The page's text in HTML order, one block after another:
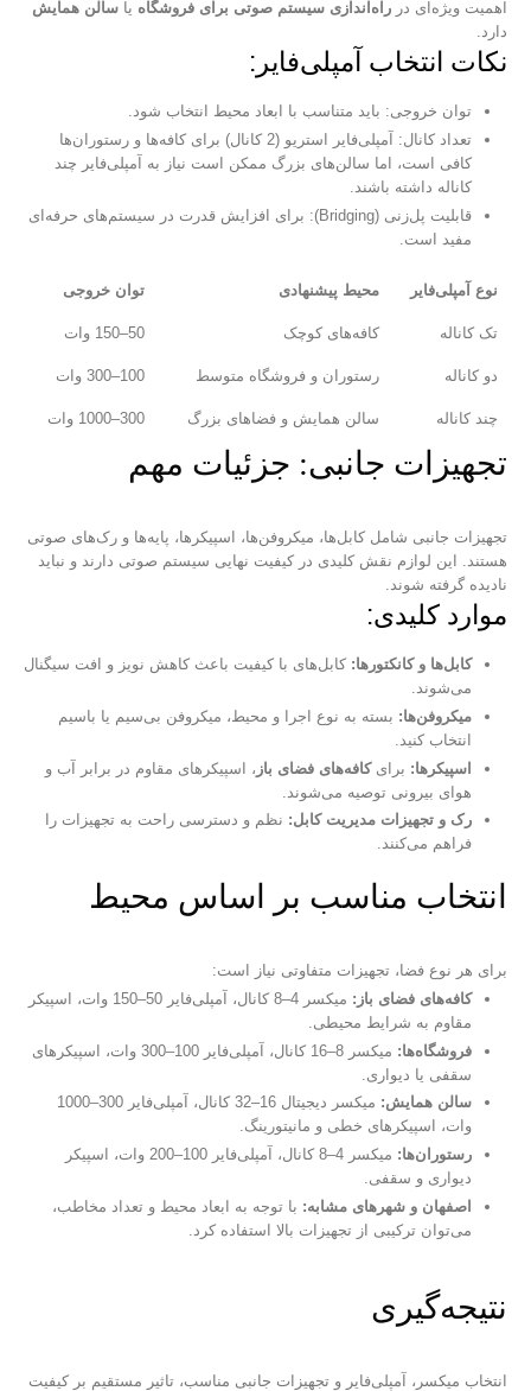
اهمیت ویژه‌ای در راه‌اندازی سیستم صوتی برای فروشگاه یا سالن همایش
دارد.
نکات انتخاب آمپلی‌فایر:
توان خروجی: باید متناسب با ابعاد محیط انتخاب شود.
تعداد کانال: آمپلی‌فایر استریو (2 کانال) برای کافه‌ها و رستوران‌ها
کافی است، اما سالن‌های بزرگ ممکن است نیاز به آمپلی‌فایر چند
کاناله داشته باشند.
قابلیت پل‌زنی (Bridging): برای افزایش قدرت در سیستم‌های حرفه‌ای
مفید است.
نوع آمپلی‌فایر محیط پیشنهادی توان خروجی
تک کاناله کافه‌های کوچک 50–150 وات
دو کاناله رستوران و فروشگاه متوسط 100–300 وات
چند کاناله سالن همایش و فضاهای بزرگ 300–1000 وات
تجهیزات جانبی: جزئیات مهم
تجهیزات جانبی شامل کابل‌ها، میکروفن‌ها، اسپیکرها، پایه‌ها و رک‌های صوتی
هستند. این لوازم نقش کلیدی در کیفیت نهایی سیستم صوتی دارند و نباید
نادیده گرفته شوند.
موارد کلیدی:
کابل‌ها و کانکتورها: کابل‌های با کیفیت باعث کاهش نویز و افت سیگنال
می‌شوند.
میکروفن‌ها: بسته به نوع اجرا و محیط، میکروفن بی‌سیم یا باسیم
انتخاب کنید.
اسپیکرها: برایکافه‌های فضای باز ، اسپیکرهای مقاوم در برابر آب و
هوای بیرونی توصیه می‌شوند.
رک و تجهیزات مدیریت کابل: نظم و دسترسی راحت به تجهیزات را
فراهم می‌کنند.
انتخاب مناسب بر اساس محیط
برای هر نوع فضا، تجهیزات متفاوتی نیاز است:
کافه‌های فضای باز:
میکسر 4–8 کانال، آمپلی‌فایر 50–150 وات، اسپیکر
مقاوم به شرایط محیطی.
فروشگاه‌ها:
میکسر 8–16 کانال، آمپلی‌فایر 100–300 وات، اسپیکرهای
سقفی یا دیواری.
سالن همایش:
میکسر دیجیتال 16–32 کانال، آمپلی‌فایر 300–1000
وات، اسپیکرهای خطی و مانیتورینگ.
رستوران‌ها:
میکسر 4–8 کانال، آمپلی‌فایر 100–200 وات، اسپیکر
دیواری و سقفی.
اصفهان و شهرهای مشابه: با توجه به ابعاد محیط و تعداد مخاطب،
می‌توان ترکیبی از تجهیزات بالا استفاده کرد.
نتیجه‌گیری
انتخاب میکسر، آمپلی‌فایر و تجهیزات جانبی مناسب، تاثیر مستقیم بر کیفیت